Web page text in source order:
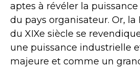
aptes à révéler la
du pays organisateur. Or, la
du XIXe siècle se
une puissance industrielle
majeure et comme un